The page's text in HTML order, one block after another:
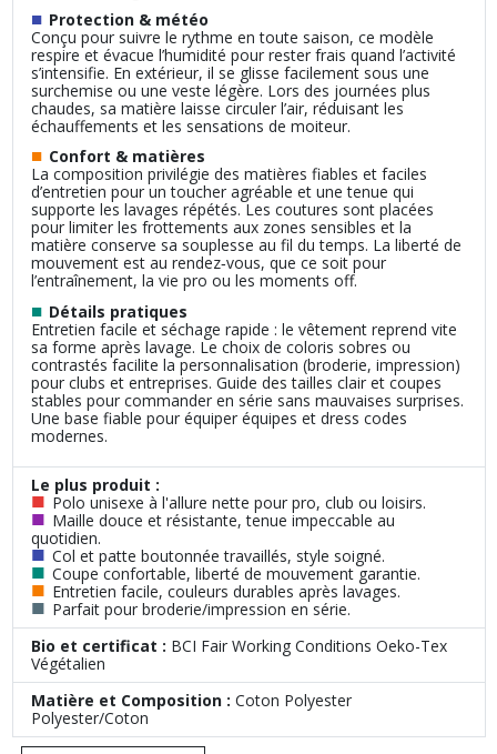
■ Protection & météo
Conçu pour suivre le rythme en toute saison, ce modèle
respire et évacue l’humidité pour rester frais quand l’activité
s’intensifie. En extérieur, il se glisse facilement sous une
surchemise ou une veste légère. Lors des journées plus
chaudes, sa matière laisse circuler l’air, réduisant les
échauffements et les sensations de moiteur.
■ Confort & matières
La composition privilégie des matières fiables et faciles
d’entretien pour un toucher agréable et une tenue qui
supporte les lavages répétés. Les coutures sont placées
pour limiter les frottements aux zones sensibles et la
matière conserve sa souplesse au fil du temps. La liberté de
mouvement est au rendez‑vous, que ce soit pour
l’entraînement, la vie pro ou les moments off.
■ Détails pratiques
Entretien facile et séchage rapide : le vêtement reprend vite
sa forme après lavage. Le choix de coloris sobres ou
contrastés facilite la personnalisation (broderie, impression)
pour clubs et entreprises. Guide des tailles clair et coupes
stables pour commander en série sans mauvaises surprises.
Une base fiable pour équiper équipes et dress codes
modernes.
Le plus produit :
■ Polo unisexe à l'allure nette pour pro, club ou loisirs.
■ Maille douce et résistante, tenue impeccable au
quotidien.
■ Col et patte boutonnée travaillés, style soigné.
■ Coupe confortable, liberté de mouvement garantie.
■ Entretien facile, couleurs durables après lavages.
■ Parfait pour broderie/impression en série.
Bio et certificat : BCI Fair Working Conditions Oeko-Tex
Végétalien
Matière et Composition : Coton Polyester
Polyester/Coton